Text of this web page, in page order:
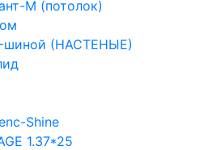
М (потолок)
шиной (НАСТЕНЫЕ)
Shine
1.37*25